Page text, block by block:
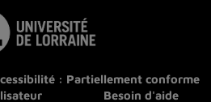
: Partiellement conforme
Besoin d'aide